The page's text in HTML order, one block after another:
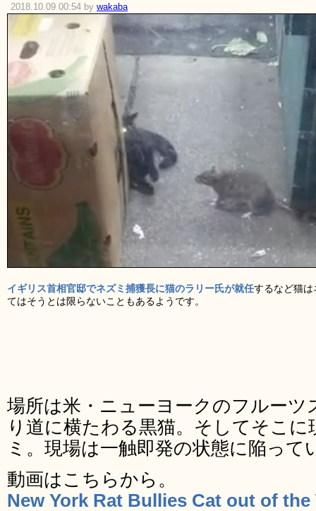
2018.10.09 00:54 by wakaba
イギリス首相官邸でネズミ捕獲長に猫のラリー氏が就任するなど猫
てはそうとは限らないこともあるようです。
場所は米・ニューヨークのフルーツ
り道に横たわる黒猫。そしてそこ
ミ。現場は一触即発の状態に陥って
動画はこちらから。
New York Rat Bullies Cat out of the